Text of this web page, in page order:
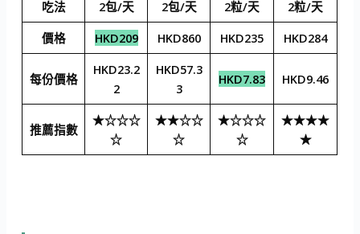
吃法 2包/天 2包/天 2粒/天
2粒/天
價格
HKD209 HKD860 HKD235 HKD284
每份價格
HKD23.2
2
HKD57.3
3
HKD7.83 HKD9.46
推薦指數
★☆☆☆
☆
★★☆☆
☆
★☆☆☆
☆
★★★★
★